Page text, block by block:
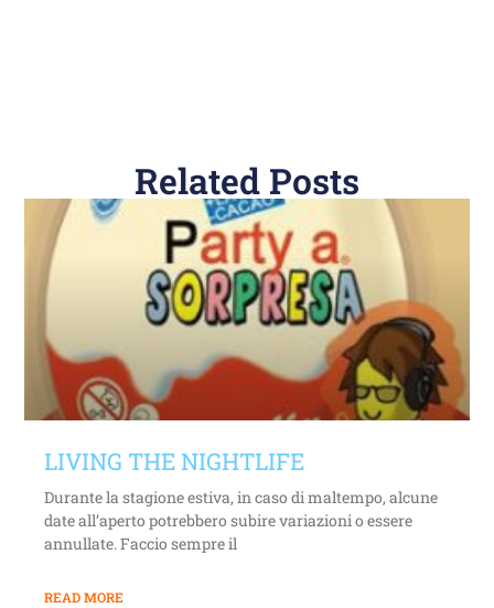
Related Posts
LIVING THE NIGHTLIFE
Durante la stagione estiva, in caso di maltempo, alcune
date all’aperto potrebbero subire variazioni o essere
annullate. Faccio sempre il
READ MORE